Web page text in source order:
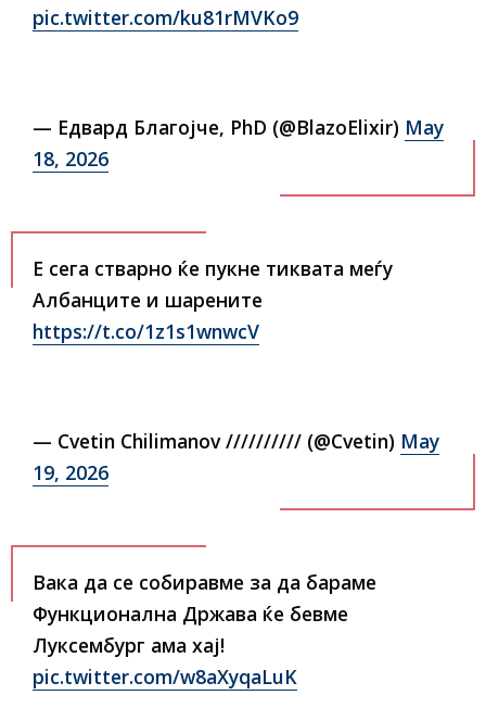
pic.twitter.com/ku81rMVKo9
— Едвард Благојче, PhD (@BlazoElixir) May
18, 2026
Е сега стварно ќе пукне тиквата меѓу
Албанците и шарените
https://t.co/1z1s1wnwcV
— Cvetin Chilimanov ////////// (@Cvetin) May
19, 2026
Вака да се собиравме за да бараме
Функционална Држава ќе бевме
Луксембург ама хај!
pic.twitter.com/w8aXyqaLuK